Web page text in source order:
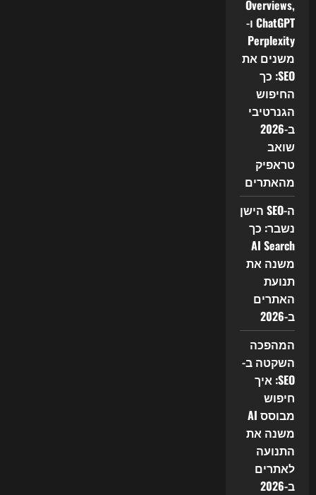
Overviews,
ChatGPT ו-
Perplexity
משנים את
SEO: כך
החיפוש
הגנרטיבי
ב-2026
שואב
טראפיק
מהאתרים
ה-SEO הישן
נשבר: כך
AI Search
משנה את
תנועת
האתרים
ב-2026
המהפכה
השקטה ב-
SEO: איך
חיפוש
מבוסס AI
משנה את
התנועה
לאתרים
ב-2026